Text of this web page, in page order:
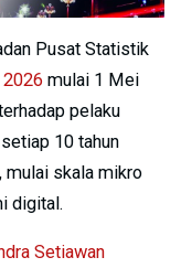
Pusat Statistik
mulai 1 Mei
pelaku
10 tahun
mulai skala mikro
digital.
Setiawan